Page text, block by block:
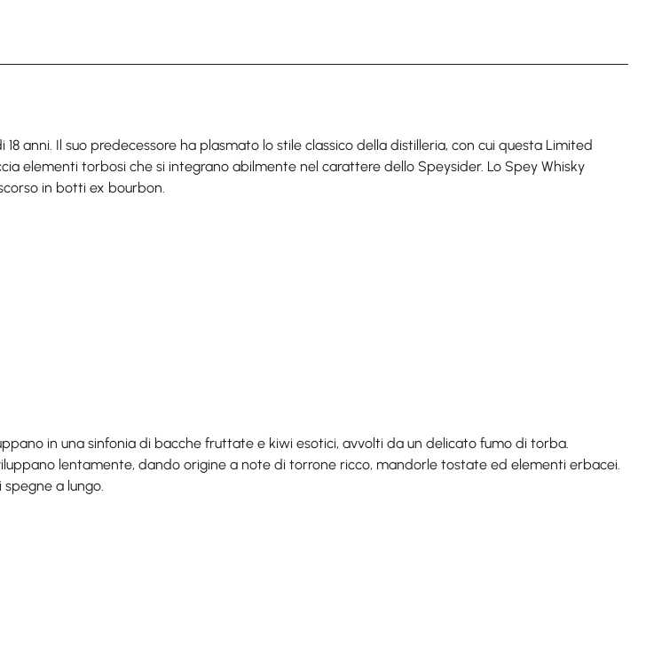
anni. Il suo predecessore ha plasmato lo stile classico della distilleria, con cui questa Limited
elementi torbosi che si integrano abilmente nel carattere dello Speysider. Lo Spey Whisky
in botti ex bourbon.
in una sinfonia di bacche fruttate e kiwi esotici, avvolti da un delicato fumo di torba.
lentamente, dando origine a note di torrone ricco, mandorle tostate ed elementi erbacei.
a lungo.